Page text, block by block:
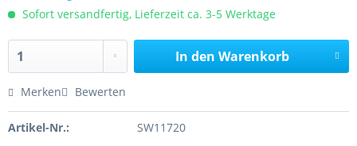
Sofort versandfertig, Lieferzeit ca. 3-5 Werktage
In den Warenkorb
Merken Bewerten
Artikel-Nr.: SW11720